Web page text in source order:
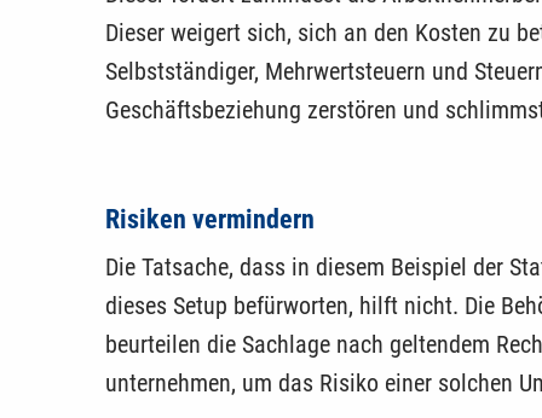
Dieser ­weigert sich, sich an den Kosten zu
Selbstständiger, Mehrwertsteuern und
Geschäftsbeziehung zerstören und
Risiken vermindern
Die Tatsache, dass in diesem Beispiel der
dieses Setup befürworten, hilft nicht. Die
beurteilen die Sachlage nach geltendem
unternehmen, um das Risiko einer solchen